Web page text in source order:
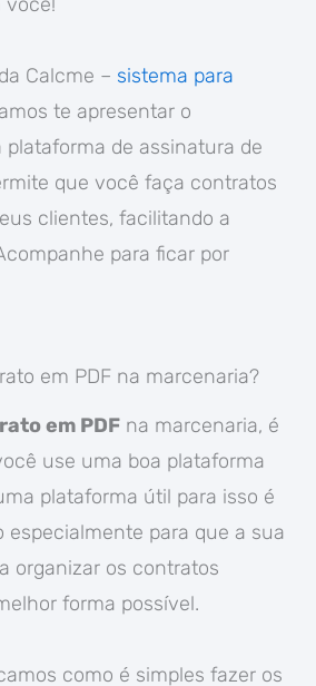
Calcme – sistema para
te apresentar o
plataforma de assinatura de
que você faça contratos
clientes, facilitando a
para ficar por
em PDF na marcenaria?
em PDFna marcenaria, é
use uma boa plataforma
plataforma útil para isso é
especialmente para que a sua
organizar os contratos
forma possível.
como é simples fazer os